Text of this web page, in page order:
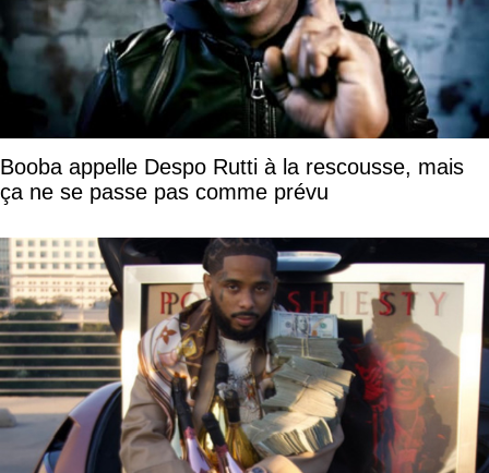
Booba appelle Despo Rutti à la rescousse, mais
ça ne se passe pas comme prévu